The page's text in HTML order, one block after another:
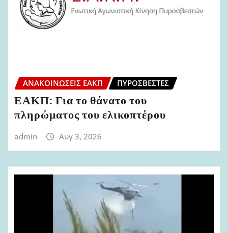
ΑΝΑΚΟΙΝΏΣΕΙΣ ΕΑΚΠ ΠΥΡΟΣΒΈΣΤΕΣ
ΕΑΚΠ: Για το θάνατο του
πληρώματος του ελικοπτέρου
admin Αυγ 3, 2026